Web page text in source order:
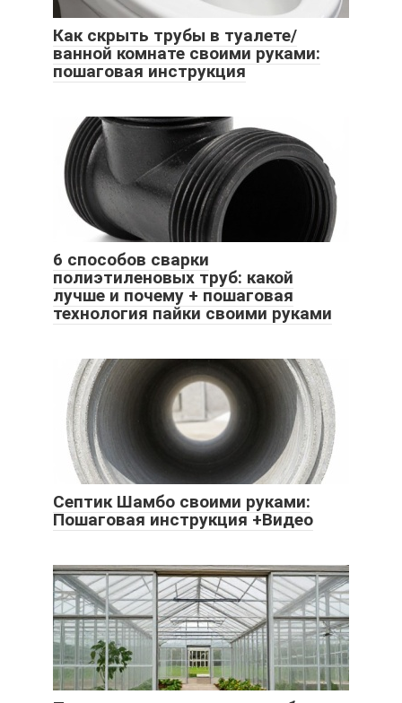
Как скрыть трубы в туалете/
ванной комнате своими руками:
пошаговая инструкция
6 способов сварки
полиэтиленовых труб: какой
лучше и почему + пошаговая
технология пайки своими руками
Септик Шамбо своими руками:
Пошаговая инструкция +Видео